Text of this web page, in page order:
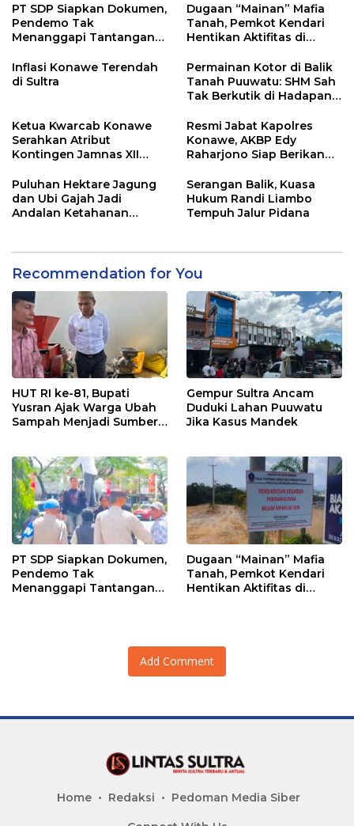
PT SDP Siapkan Dokumen,
Pendemo Tak
Menanggapi Tantangan
Dugaan “Mainan” Mafia
Tanah, Pemkot Kendari
Hentikan Aktifitas di
Inflasi Konawe Terendah
di Sultra
Permainan Kotor di Balik
Tanah Puuwatu: SHM Sah
Tak Berkutik di Hadapan
Ketua Kwarcab Konawe
Serahkan Atribut
Kontingen Jamnas XII
Resmi Jabat Kapolres
Konawe, AKBP Edy
Raharjono Siap Berikan
Puluhan Hektare Jagung
dan Ubi Gajah Jadi
Andalan Ketahanan
Serangan Balik, Kuasa
Hukum Randi Liambo
Tempuh Jalur Pidana
Recommendation for You
HUT RI ke-81, Bupati
Yusran Ajak Warga Ubah
Sampah Menjadi Sumber
Gempur Sultra Ancam
Duduki Lahan Puuwatu
Jika Kasus Mandek
PT SDP Siapkan Dokumen,
Pendemo Tak
Menanggapi Tantangan
Dugaan “Mainan” Mafia
Tanah, Pemkot Kendari
Hentikan Aktifitas di
Add Comment
Home Redaksi Pedoman Media Siber